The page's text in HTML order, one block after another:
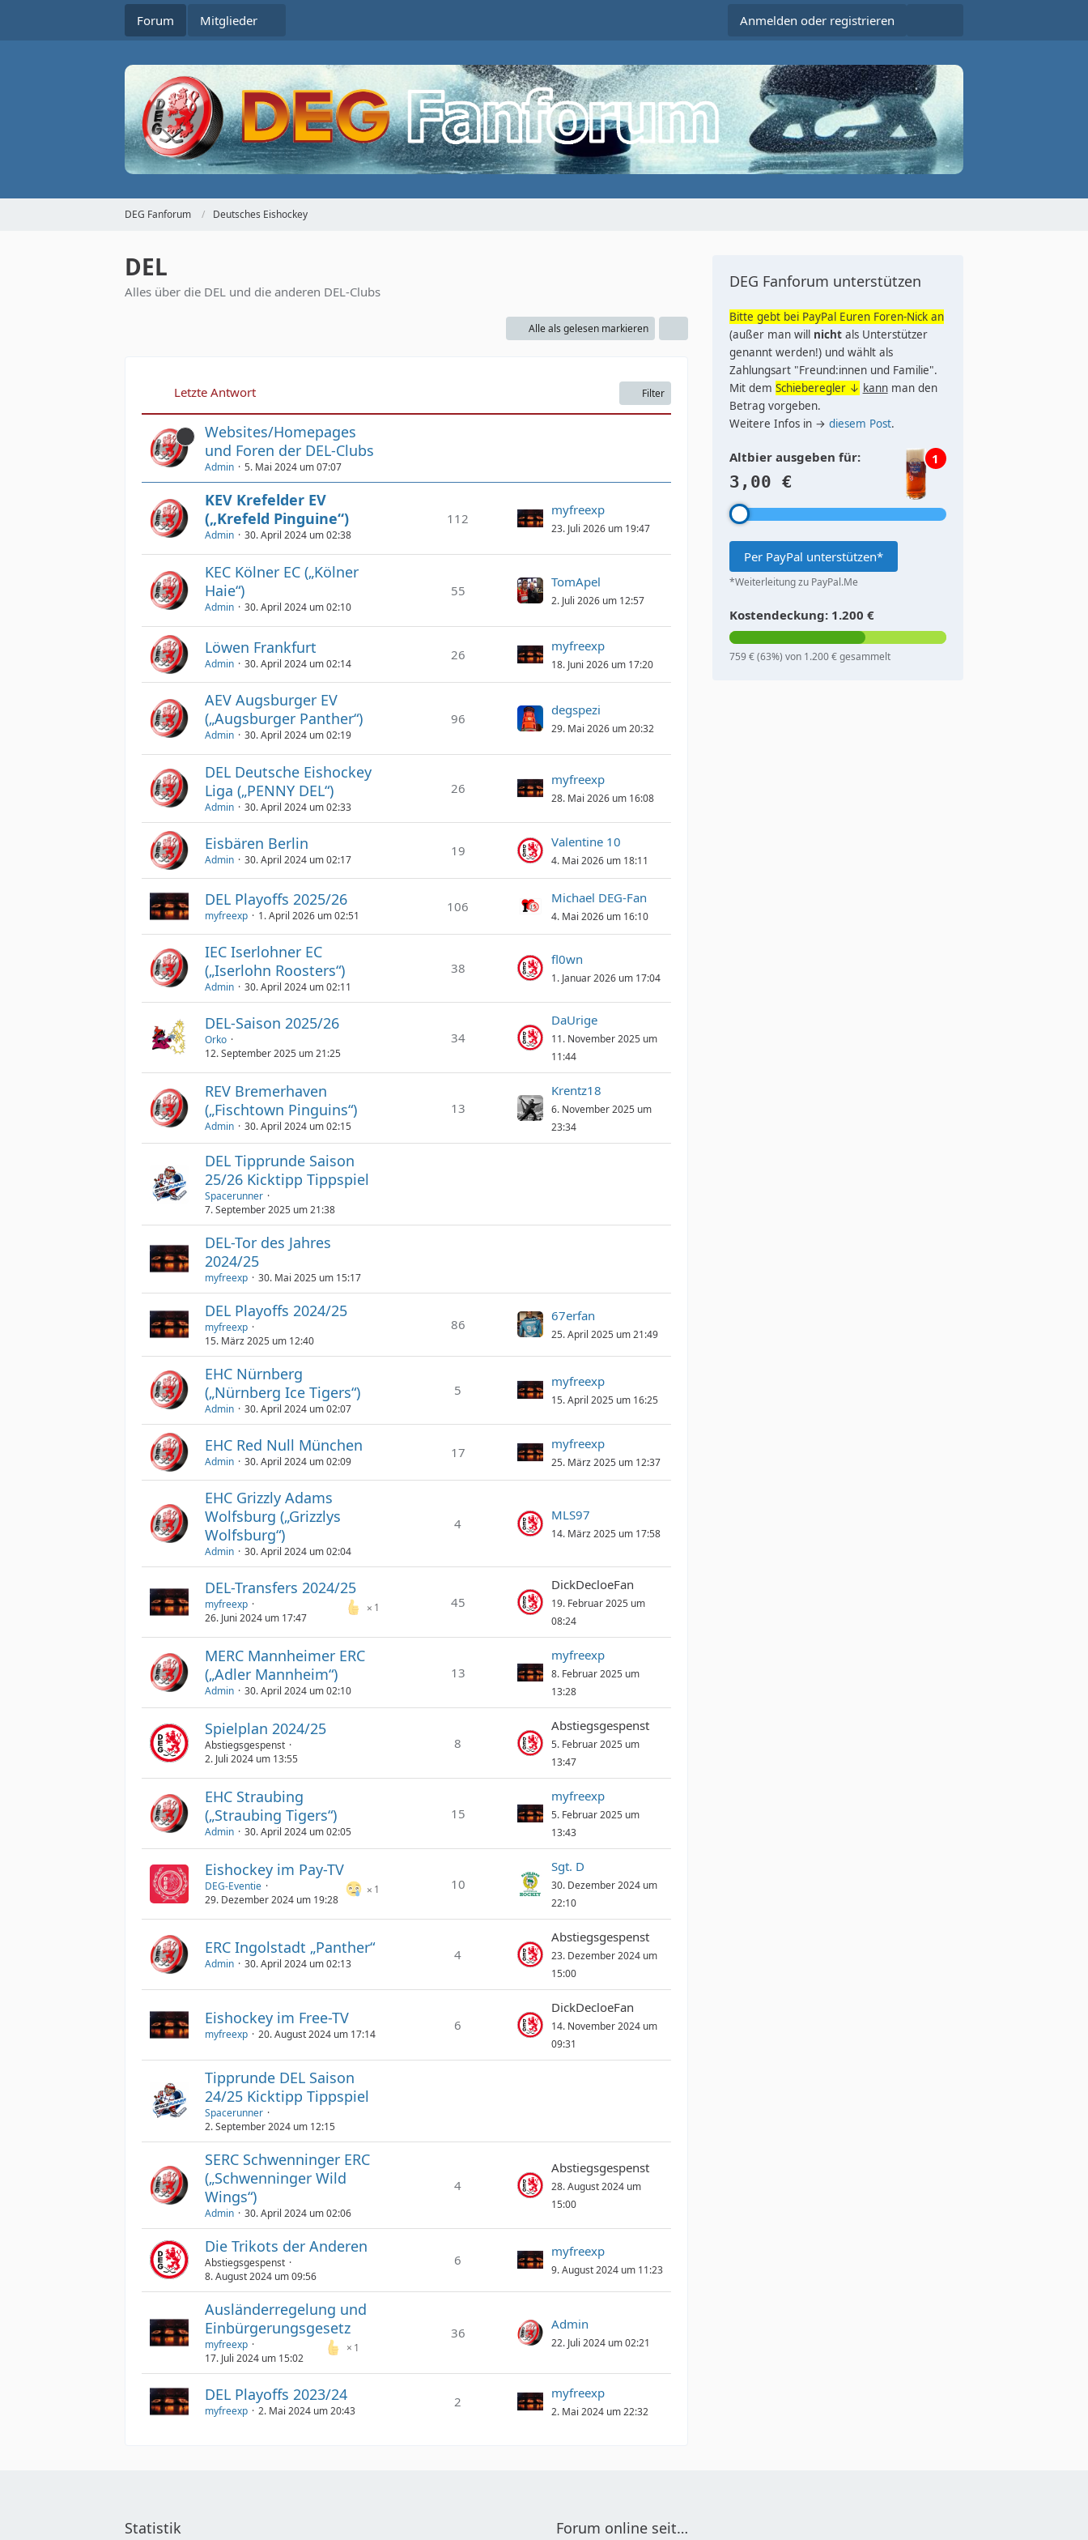
Forum Mitglieder Anmelden oder registrieren
DEG Fanforum Deutsches Eishockey
DEL
Alles über die DEL und die anderen DEL-Clubs
Alle als gelesen markieren
Letzte Antwort Filter
Websites/Homepages
und Foren der DEL-Clubs
Admin 5. Mai 2024 um 07:07
KEV Krefelder EV
(„Krefeld Pinguine“)
Admin 30. April 2024 um 02:38
112
myfreexp
23. Juli 2026 um 19:47
KEC Kölner EC („Kölner
Haie“)
Admin 30. April 2024 um 02:10
55
TomApel
2. Juli 2026 um 12:57
Löwen Frankfurt
Admin 30. April 2024 um 02:14
26
myfreexp
18. Juni 2026 um 17:20
AEV Augsburger EV
(„Augsburger Panther“)
Admin 30. April 2024 um 02:19
96
degspezi
29. Mai 2026 um 20:32
DEL Deutsche Eishockey
Liga („PENNY DEL“)
Admin 30. April 2024 um 02:33
26
myfreexp
28. Mai 2026 um 16:08
Eisbären Berlin
Admin 30. April 2024 um 02:17
19
Valentine 10
4. Mai 2026 um 18:11
DEL Playoffs 2025/26
myfreexp 1. April 2026 um 02:51
106
Michael DEG-Fan
4. Mai 2026 um 16:10
IEC Iserlohner EC
(„Iserlohn Roosters“)
Admin 30. April 2024 um 02:11
38
fl0wn
1. Januar 2026 um 17:04
DEL-Saison 2025/26
Orko
12. September 2025 um 21:25
34
DaUrige
11. November 2025 um
11:44
REV Bremerhaven
(„Fischtown Pinguins“)
Admin 30. April 2024 um 02:15
13
Krentz18
6. November 2025 um
23:34
DEL Tipprunde Saison
25/26 Kicktipp Tippspiel
Spacerunner
7. September 2025 um 21:38
DEL-Tor des Jahres
2024/25
myfreexp 30. Mai 2025 um 15:17
DEL Playoffs 2024/25
myfreexp
15. März 2025 um 12:40
86
67erfan
25. April 2025 um 21:49
EHC Nürnberg
(„Nürnberg Ice Tigers“)
Admin 30. April 2024 um 02:07
5
myfreexp
15. April 2025 um 16:25
EHC Red Null München
Admin 30. April 2024 um 02:09
17
myfreexp
25. März 2025 um 12:37
EHC Grizzly Adams
Wolfsburg („Grizzlys
Wolfsburg“)
Admin 30. April 2024 um 02:04
4
MLS97
14. März 2025 um 17:58
DEL-Transfers 2024/25
1
myfreexp
26. Juni 2024 um 17:47
45
DickDecloeFan
19. Februar 2025 um
08:24
MERC Mannheimer ERC
(„Adler Mannheim“)
Admin 30. April 2024 um 02:10
13
myfreexp
8. Februar 2025 um
13:28
Spielplan 2024/25
Abstiegsgespenst
2. Juli 2024 um 13:55
8
Abstiegsgespenst
5. Februar 2025 um
13:47
EHC Straubing
(„Straubing Tigers“)
Admin 30. April 2024 um 02:05
15
myfreexp
5. Februar 2025 um
13:43
Eishockey im Pay-TV
1
DEG-Eventie
29. Dezember 2024 um 19:28
10
Sgt. D
30. Dezember 2024 um
22:10
ERC Ingolstadt „Panther“
Admin 30. April 2024 um 02:13
4
Abstiegsgespenst
23. Dezember 2024 um
15:00
Eishockey im Free-TV
myfreexp 20. August 2024 um 17:14
6
DickDecloeFan
14. November 2024 um
09:31
Tipprunde DEL Saison
24/25 Kicktipp Tippspiel
Spacerunner
2. September 2024 um 12:15
SERC Schwenninger ERC
(„Schwenninger Wild
Wings“)
Admin 30. April 2024 um 02:06
4
Abstiegsgespenst
28. August 2024 um
15:00
Die Trikots der Anderen
Abstiegsgespenst
8. August 2024 um 09:56
6
myfreexp
9. August 2024 um 11:23
Ausländerregelung und
Einbürgerungsgesetz
1
myfreexp
17. Juli 2024 um 15:02
36
Admin
22. Juli 2024 um 02:21
DEL Playoffs 2023/24
myfreexp 2. Mai 2024 um 20:43
2
myfreexp
2. Mai 2024 um 22:32
DEG Fanforum unterstützen
Bitte gebt bei PayPal Euren Foren-Nick an
(außer man will nichtals Unterstützer
genannt werden!) und wählt als
Zahlungsart "Freund:innen und Familie".
Mit dem Schieberegler ↓ kannman den
Betrag vorgeben.
Weitere Infos in → diesem Post.
Altbier ausgeben für:
3,00 €
1
Per PayPal unterstützen*
*Weiterleitung zu PayPal.Me
Kostendeckung: 1.200 €
759 € (63%) von 1.200 € gesammelt
Statistik Forum online seit…